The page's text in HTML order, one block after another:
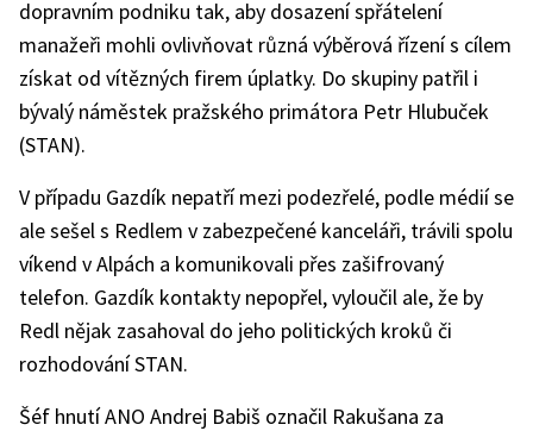
dopravním podniku tak, aby dosazení spřátelení
manažeři mohli ovlivňovat různá výběrová řízení s cílem
získat od vítězných firem úplatky. Do skupiny patřil i
bývalý náměstek pražského primátora Petr Hlubuček
(STAN).
V případu Gazdík nepatří mezi podezřelé, podle médií se
ale sešel s Redlem v zabezpečené kanceláři, trávili spolu
víkend v Alpách a komunikovali přes zašifrovaný
telefon. Gazdík kontakty nepopřel, vyloučil ale, že by
Redl nějak zasahoval do jeho politických kroků či
rozhodování STAN.
Šéf hnutí ANO Andrej Babiš označil Rakušana za